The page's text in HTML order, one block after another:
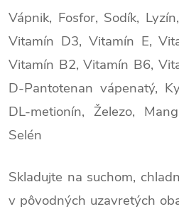
Vápnik, Fosfor, Sodík,
Vitamín D3, Vitamín E,
Vitamín B2, Vitamín B6,
D-Pantotenan vápenatý,
DL-metionín, Železo,
Selén
Skladujte na suchom,
v pôvodných uzavretých